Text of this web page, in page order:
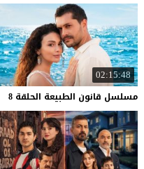
02:15:48
مسلسل قانون الطبيعة الحلقة 8